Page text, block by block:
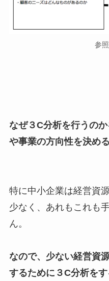
参
なぜ３C分析を行うの
や事業の方向性を決め
特に中小企業は経営資
少なく、あれもこれも
ん。
なので、少ない経営資
するために３C分析をす